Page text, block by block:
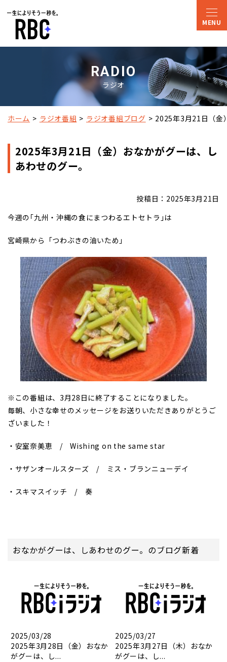
RADIO
ラジオ
ホーム ラジオ番組 ラジオ番組ブログ 2025年3月21日（金
2025年3月21日（金）おなかがグーは、し
あわせのグー。
投稿日：2025年3月21日
今週の｢九州・沖縄の食にまつわるエトセトラ｣は
宮崎県から「つわぶきの油いため」
※この番組は、3月28日に終了することになりました。
毎朝、小さな幸せのメッセージをお送りいただきありがとうご
ざいました！
・安室奈美恵 / Wishing on the same star
・サザンオールスターズ / ミス・ブランニューデイ
・スキマスイッチ / 奏
おなかがグーは、しあわせのグー。のブログ新着
2025/03/28
2025年3月28日（金）おなか
がグーは、し...
2025/03/27
2025年3月27日（木）おなか
がグーは、し...